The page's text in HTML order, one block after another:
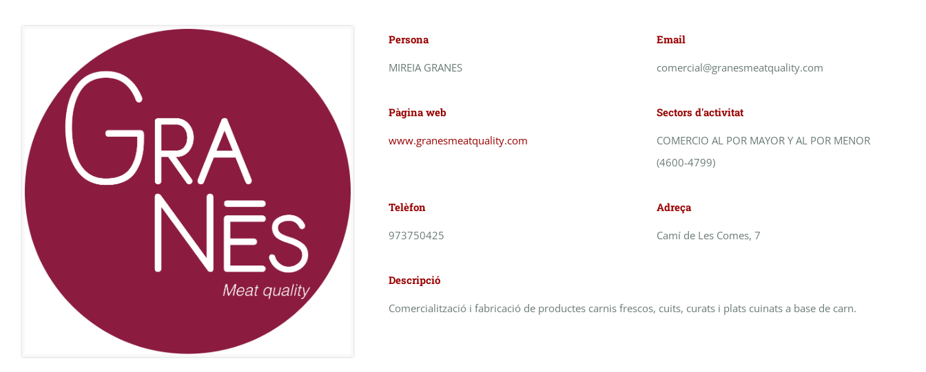
Persona
MIREIA GRANES
Email
comercial@granesmeatquality.com
Pàgina web
www.granesmeatquality.com
Sectors d'activitat
COMERCIO AL POR MAYOR Y AL POR MENOR
(4600-4799)
Telèfon
973750425
Adreça
Camí de Les Comes, 7
Descripció
Comercialització i fabricació de productes carnis frescos, cuits, curats i plats cuinats a base de carn.